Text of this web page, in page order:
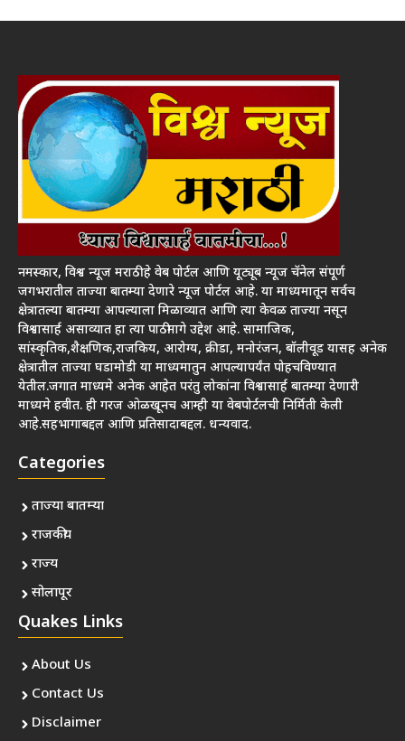
नमस्कार, विश्व न्यूज मराठी हे वेब पोर्टल आणि यूट्यूब न्यूज चॅनेल संपूर्ण
जगभरातील ताज्या बातम्या देणारे न्यूज पोर्टल आहे. या माध्यमातून सर्वच
क्षेत्रातल्या बातम्या आपल्याला मिळाव्यात आणि त्या केवळ ताज्या नसून
विश्वासार्ह असाव्यात हा त्या पाठीमागे उद्देश आहे. सामाजिक,
सांस्कृतिक,शैक्षणिक,राजकिय, आरोग्य, क्रीडा, मनोरंजन, बॉलीवूड यासह अनेक
क्षेत्रातील ताज्या घडामोडी या माध्यमातुन आपल्यापर्यंत पोहचविण्यात
येतील.जगात माध्यमे अनेक आहेत परंतु लोकांना विश्वासार्ह बातम्या देणारी
माध्यमे हवीत. ही गरज ओळखूनच आम्ही या वेबपोर्टलची निर्मिती केली
आहे.सहभागाबद्दल आणि प्रतिसादाबद्दल. धन्यवाद.
Categories
ताज्या बातम्या
राजकीय
राज्य
सोलापूर
Quakes Links
About Us
Contact Us
Disclaimer